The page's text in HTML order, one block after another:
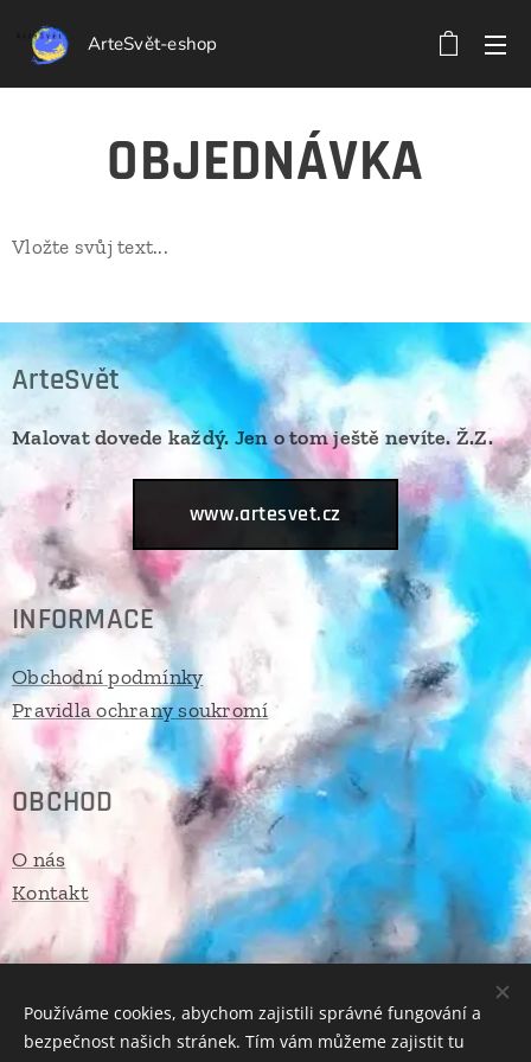
ArteSvět-eshop
OBJEDNÁVKA
Vložte svůj text...
ArteSvět
Malovat dovede každý. Jen o tom ještě nevíte. Ž.Z.
www.artesvet.cz
INFORMACE
Obchodní podmínky
Pravidla ochrany soukromí
OBCHOD
O nás
Kontakt
eshop@artesvet,cz
Telefon: +420 608 618 788
Používáme cookies, abychom zajistili správné fungování a
bezpečnost našich stránek. Tím vám můžeme zajistit tu